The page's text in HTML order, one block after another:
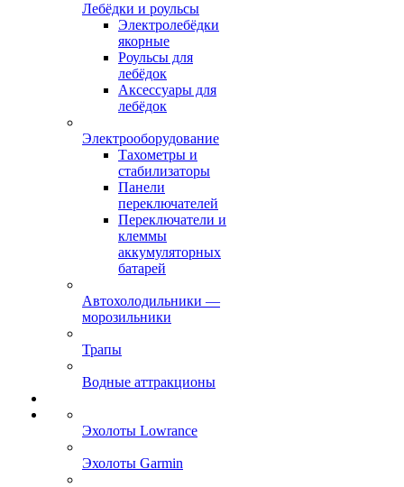
Лебёдки и роульсы
Электролебёдки
якорные
Роульсы для
лебёдок
Аксессуары для
лебёдок
Электрооборудование
Тахометры и
стабилизаторы
Панели
переключателей
Переключатели и
клеммы
аккумуляторных
батарей
Автохолодильники —
морозильники
Трапы
Водные аттракционы
Эхолоты Lowrance
Эхолоты Garmin